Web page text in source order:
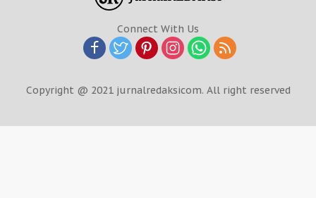
Connect With Us
Copyright @ 2021 jurnalredaksicom. All right reserved